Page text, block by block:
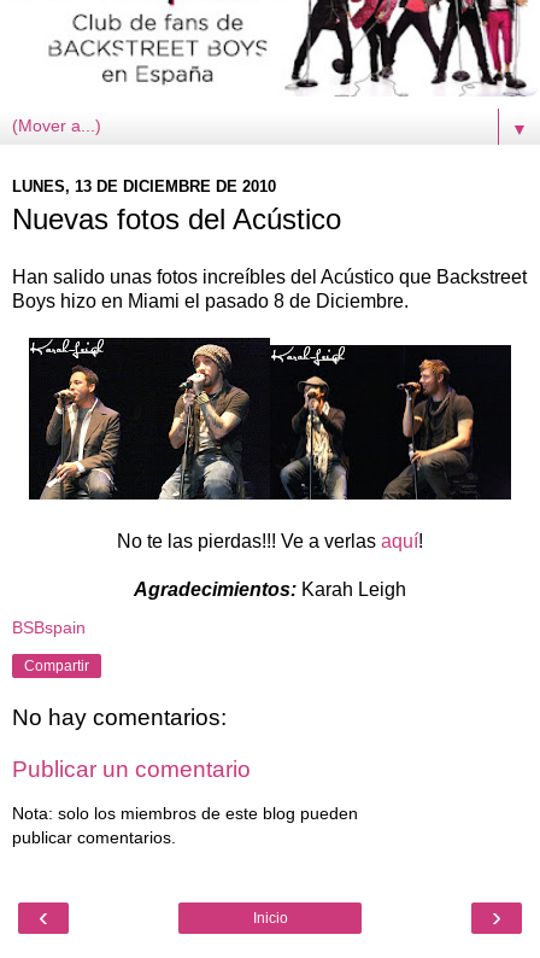
▼
LUNES, 13 DE DICIEMBRE DE 2010
Nuevas fotos del Acústico
Han salido unas fotos increíbles del Acústico que Backstreet
Boys hizo en Miami el pasado 8 de Diciembre.
No te las pierdas!!! Ve a verlas aquí!
Agradecimientos: Karah Leigh
BSBspain
Compartir
No hay comentarios:
Publicar un comentario
Nota: solo los miembros de este blog pueden
publicar comentarios.
‹ ›
Inicio